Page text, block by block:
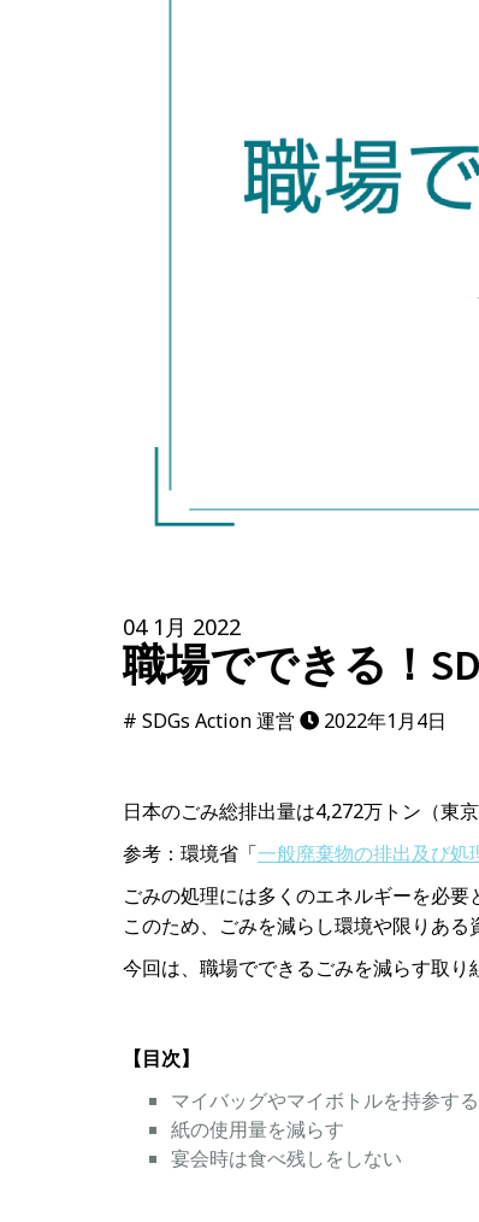
04 1月 2022
職場でできる！
# SDGs Action 運営 2022年1月4日
日本のごみ総排出量は4,272万トン（東
参考：環境省「一般廃棄物の排出及び処
ごみの処理には多くのエネルギーを必
このため、ごみを減らし環境や限りある
今回は、職場でできるごみを減らす取り
【目次】
マイバッグやマイボトルを持参する
紙の使用量を減らす
宴会時は食べ残しをしない